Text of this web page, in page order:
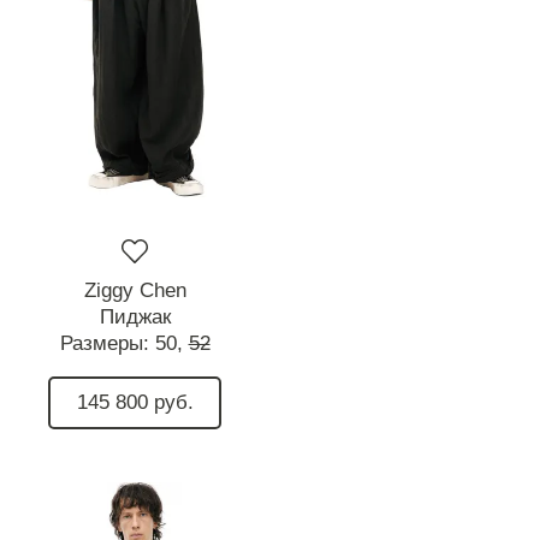
Ziggy Chen
Пиджак
Размеры: 50, 52
145 800 руб.